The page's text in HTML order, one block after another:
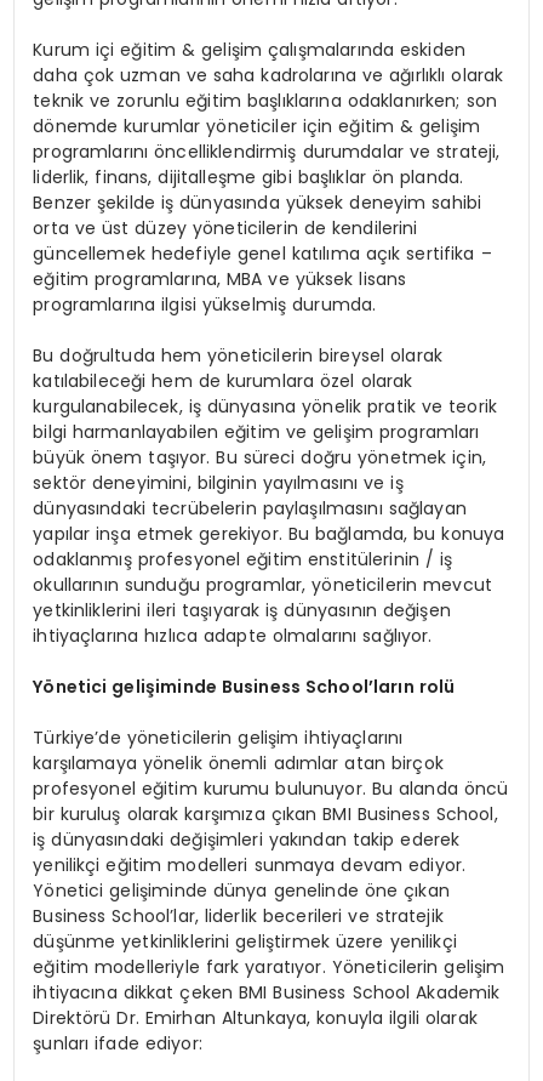
Kurum içi eğitim & gelişim çalışmalarında eskiden
daha çok uzman ve saha kadrolarına ve ağırlıklı olarak
teknik ve zorunlu eğitim başlıklarına odaklanırken; son
dönemde kurumlar yöneticiler için eğitim & gelişim
programlarını öncelliklendirmiş durumdalar ve strateji,
liderlik, finans, dijitalleşme gibi başlıklar ön planda.
Benzer şekilde iş dünyasında yüksek deneyim sahibi
orta ve üst düzey yöneticilerin de kendilerini
güncellemek hedefiyle genel katılıma açık sertifika –
eğitim programlarına, MBA ve yüksek lisans
programlarına ilgisi yükselmiş durumda.
Bu doğrultuda hem yöneticilerin bireysel olarak
katılabileceği hem de kurumlara özel olarak
kurgulanabilecek, iş dünyasına yönelik pratik ve teorik
bilgi harmanlayabilen eğitim ve gelişim programları
büyük önem taşıyor. Bu süreci doğru yönetmek için,
sektör deneyimini, bilginin yayılmasını ve iş
dünyasındaki tecrübelerin paylaşılmasını sağlayan
yapılar inşa etmek gerekiyor. Bu bağlamda, bu konuya
odaklanmış profesyonel eğitim enstitülerinin / iş
okullarının sunduğu programlar, yöneticilerin mevcut
yetkinliklerini ileri taşıyarak iş dünyasının değişen
ihtiyaçlarına hızlıca adapte olmalarını sağlıyor.
Yönetici gelişiminde Business School’ların rolü
Türkiye’de yöneticilerin gelişim ihtiyaçlarını
karşılamaya yönelik önemli adımlar atan birçok
profesyonel eğitim kurumu bulunuyor. Bu alanda öncü
bir kuruluş olarak karşımıza çıkan BMI Business School,
iş dünyasındaki değişimleri yakından takip ederek
yenilikçi eğitim modelleri sunmaya devam ediyor.
Yönetici gelişiminde dünya genelinde öne çıkan
Business School’lar, liderlik becerileri ve stratejik
düşünme yetkinliklerini geliştirmek üzere yenilikçi
eğitim modelleriyle fark yaratıyor. Yöneticilerin gelişim
ihtiyacına dikkat çeken BMI Business School Akademik
Direktörü Dr. Emirhan Altunkaya, konuyla ilgili olarak
şunları ifade ediyor: